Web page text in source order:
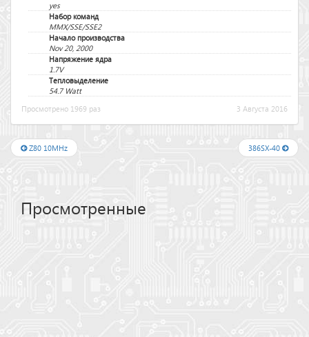
yes
Набор команд
MMX/SSE/SSE2
Начало производства
Nov 20, 2000
Напряжение ядра
1.7V
Тепловыделение
54.7 Watt
Просмотрено 1969 раз
3 Августа 2016
Z80 10MHz 386SX-40
Просмотренные